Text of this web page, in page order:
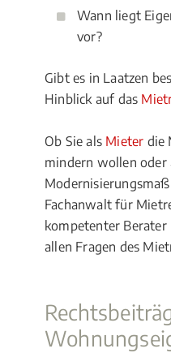
Wann liegt
vor?
Gibt es in Laatzen
Hinblick auf das
Ob Sie als Mieter die
mindern wollen oder
Fachanwalt für
kompetenter
allen Fragen des